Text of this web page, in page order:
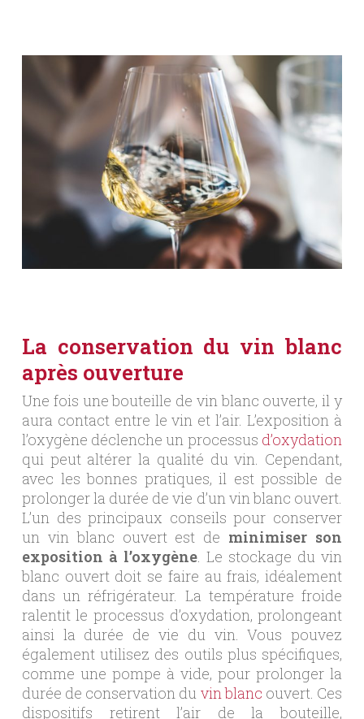
La conservation du vin blanc
après ouverture
Une fois une bouteille de vin blanc ouverte, il y
aura contact entre le vin et l’air. L’exposition à
l’oxygène déclenche un processus d’oxydation
qui peut altérer la qualité du vin. Cependant,
avec les bonnes pratiques, il est possible de
prolonger la durée de vie d’un vin blanc ouvert.
L’un des principaux conseils pour conserver
un vin blanc ouvert est de minimiser son
exposition à l’oxygène. Le stockage du vin
blanc ouvert doit se faire au frais, idéalement
dans un réfrigérateur. La température froide
ralentit le processus d’oxydation, prolongeant
ainsi la durée de vie du vin. Vous pouvez
également utilisez des outils plus spécifiques,
comme une pompe à vide, pour prolonger la
durée de conservation du vin blanc ouvert. Ces
dispositifs retirent l’air de la bouteille,